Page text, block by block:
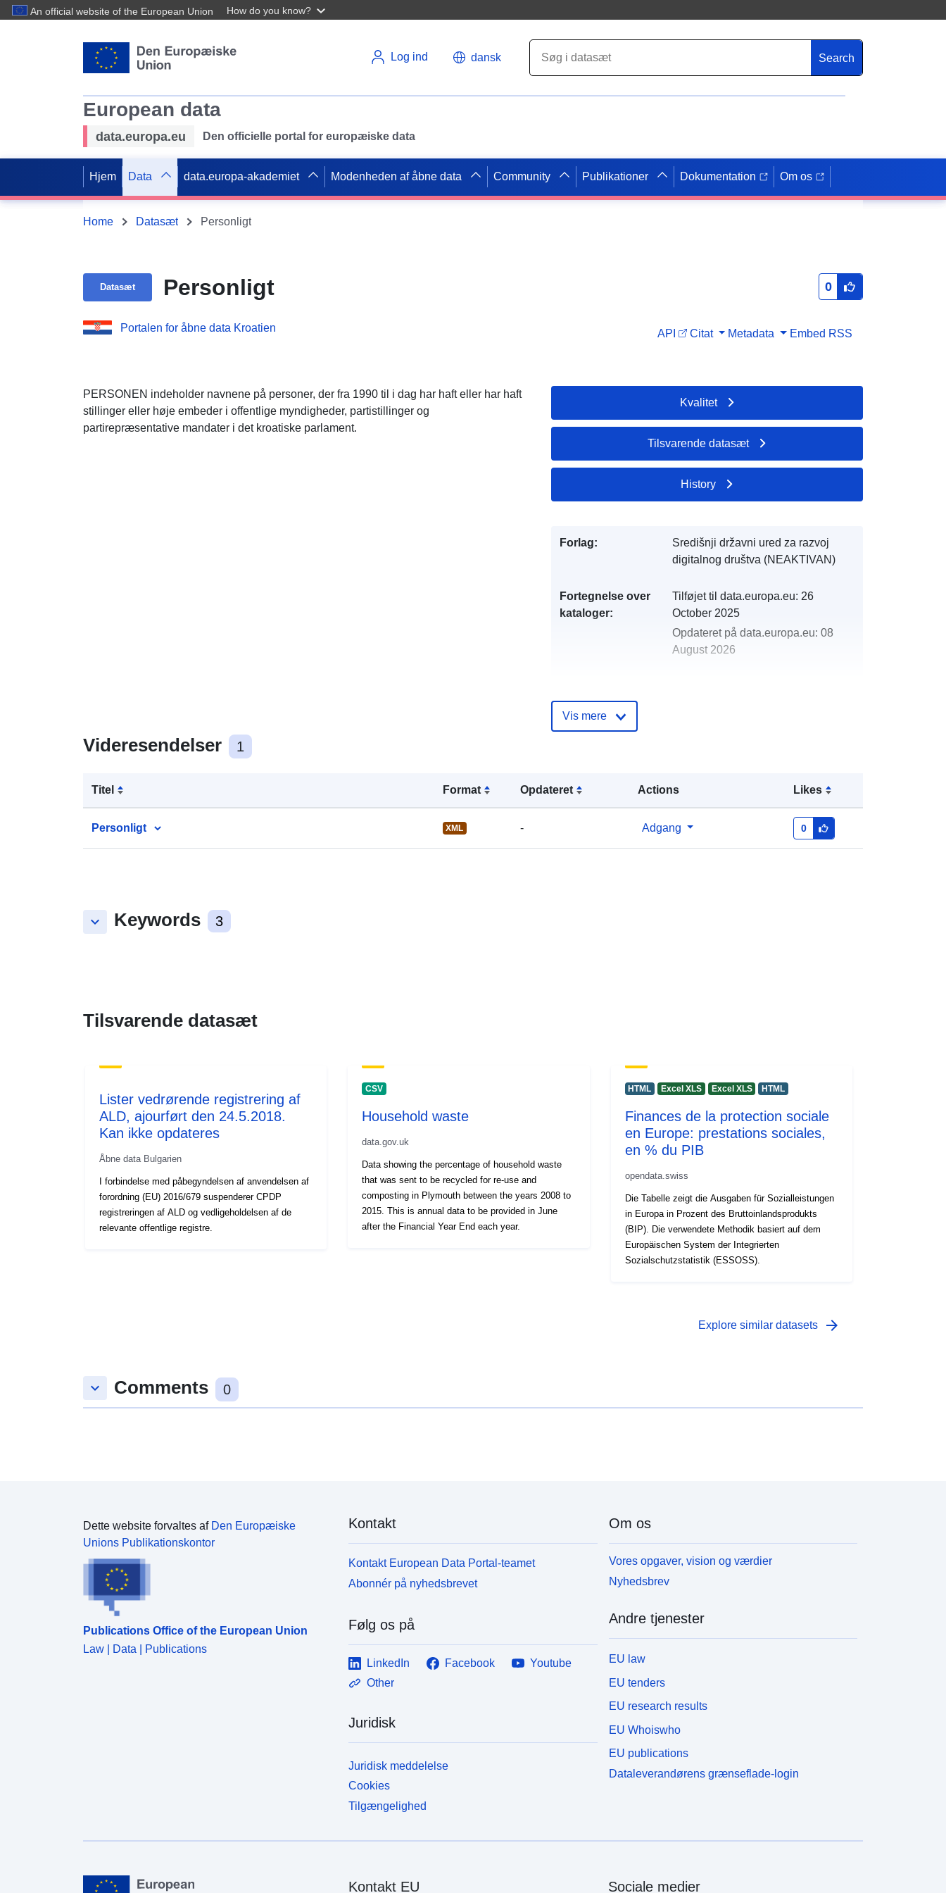
An official website of the European Union How do you know?
Log ind dansk Search
European data
data.europa.eu Den officielle portal for europæiske data
Hjem Data data.europa-akademiet Modenheden af åbne data Community Publikationer Dokumentation Om os
Home Datasæt Personligt
Datasæt Personligt 0
Portalen for åbne data Kroatien API Citat Metadata Embed RSS
PERSONEN indeholder navnene på personer, der fra 1990 til i dag har haft eller har haft
stillinger eller høje embeder i offentlige myndigheder, partistillinger og
partirepræsentative mandater i det kroatiske parlament.
Videresendelser 1
Titel Format Opdateret Actions Likes
Personligt XML - Adgang 0
keyboard_arrow_down Keywords 3
Kvalitet
Tilsvarende datasæt
History
Forlag:
Središnji državni ured za razvoj
digitalnog društva (NEAKTIVAN)
Fortegnelse over
kataloger:
Tilføjet til data.europa.eu: 26
October 2025
Opdateret på data.europa.eu: 08
August 2026
Vis mere
Tilsvarende datasæt
Lister vedrørende registrering af
ALD, ajourført den 24.5.2018.
Kan ikke opdateres
Åbne data Bulgarien
I forbindelse med påbegyndelsen af anvendelsen af
forordning (EU) 2016/679 suspenderer CPDP
registreringen af ALD og vedligeholdelsen af de
relevante offentlige registre.
CSV
Household waste
data.gov.uk
Data showing the percentage of household waste
that was sent to be recycled for re-use and
composting in Plymouth between the years 2008 to
2015. This is annual data to be provided in June
after the Financial Year End each year.
HTML Excel XLS Excel XLS HTML
Finances de la protection sociale
en Europe: prestations sociales,
en % du PIB
opendata.swiss
Die Tabelle zeigt die Ausgaben für Sozialleistungen
in Europa in Prozent des Bruttoinlandsprodukts
(BIP). Die verwendete Methodik basiert auf dem
Europäischen System der Integrierten
Sozialschutzstatistik (ESSOSS).
Explore similar datasets arrow_forward
keyboard_arrow_down Comments 0
Dette website forvaltes af Den Europæiske
Unions Publikationskontor
Publications Office of the European Union
Law | Data | Publications
Kontakt
Kontakt European Data Portal-teamet
Abonnér på nyhedsbrevet
Følg os på
LinkedIn Facebook
Youtube
Other
Juridisk
Juridisk meddelelse
Cookies
Tilgængelighed
Om os
Vores opgaver, vision og værdier
Nyhedsbrev
Andre tjenester
EU law
EU tenders
EU research results
EU Whoiswho
EU publications
Dataleverandørens grænseflade-login
Kontakt EU Sociale medier